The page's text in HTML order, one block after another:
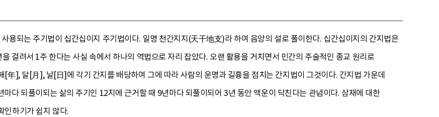
용되는 주기법이 십간십이지 주기법이다. 일명 천간지지(天干地支)라 하여 음양의 설로 풀이한다. 십간십이지의 간지법은
걸려서 1주 한다는 사실 속에서 하나의 역법으로 자리 잡았다. 오랜 활용을 거치면서 민간의 주술적인 종교 원리로
[年], 달[月], 날[日]에 각기 간지를 배당하여 그에 따라 사람의 운명과 길흉을 점치는 간지법이 그것이다. 간지법 가운데
다 되풀이되는 삶의 주기인 12지에 근거할 때 9년마다 되풀이되어 3년 동안 액운이 닥친다는 관념이다. 삼재에 대한
인하기가 쉽지 않다.